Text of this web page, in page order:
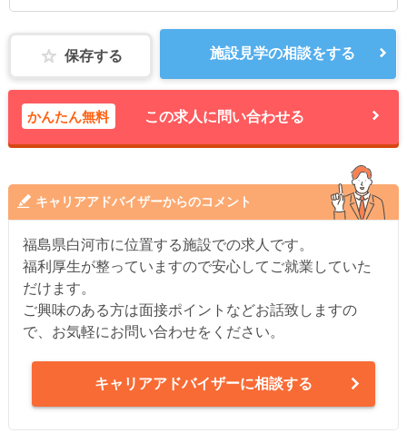
保存する 施設見学の相談をする
かんたん無料 この求人に問い合わせる
キャリアアドバイザーからのコメント
福島県白河市に位置する施設での求人です。
福利厚生が整っていますので安心してご就業していた
だけます。
ご興味のある方は面接ポイントなどお話致しますの
で、お気軽にお問い合わせをください。
キャリアアドバイザーに相談する